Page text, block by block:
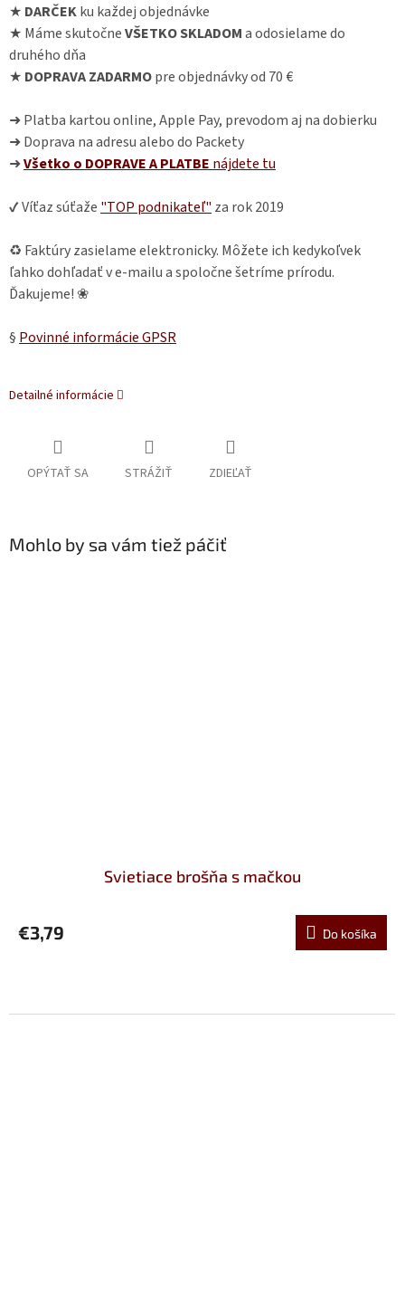
★ DARČEKku každej objednávke
★ Máme skutočneVŠETKO SKLADOMa odosielame do
druhého dňa
★ DOPRAVA ZADARMOpre objednávky od 70 €
➜ Platba kartou online, Apple Pay, prevodom aj na dobierku
➜ Doprava na adresu alebo do Packety
➜Všetko o DOPRAVE A PLATBE nájdete tu
✔ Víťaz súťaže "TOP podnikateľ" za rok 2019
♻ Faktúry zasielame elektronicky. Môžete ich kedykoľvek
ľahko dohľadať v e-mailu a spoločne šetríme prírodu.
Ďakujeme! ❀
§ Povinné informácie GPSR
Detailné informácie
OPÝTAŤ SA STRÁŽIŤ ZDIEĽAŤ
Mohlo by sa vám tiež páčiť
Svietiace brošňa s mačkou
€3,79 Do košíka